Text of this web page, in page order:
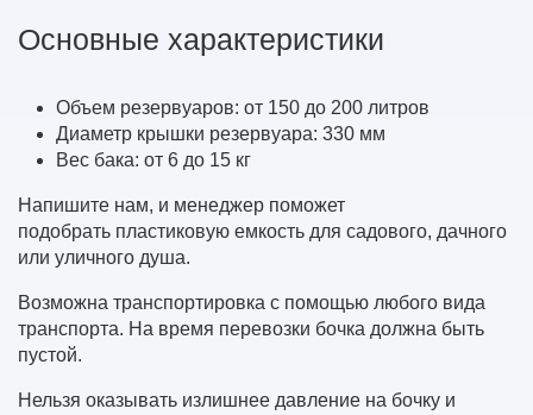
Основные характеристики
Объем резервуаров: от 150 до 200 литров
Диаметр крышки резервуара: 330 мм
Вес бака: от 6 до 15 кг
Напишите нам, и менеджер поможет
подобрать пластиковую емкость для садового, дачного
или уличного душа.
Возможна транспортировка с помощью любого вида
транспорта. На время перевозки бочка должна быть
пустой.
Нельзя оказывать излишнее давление на бочку и